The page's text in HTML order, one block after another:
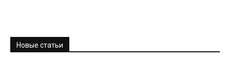
Новые статьи